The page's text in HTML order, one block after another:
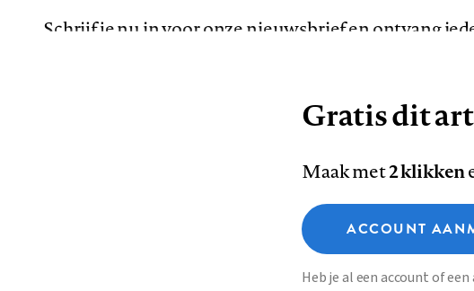
Schrijf je nu in voor onze nieuwsbrief en ontvang
Colofon Disclaimer
Functionele cookies
Analytische cookies
Gratis dit
Maak met2 klikken
ACCOUNT
Heb je al een account of